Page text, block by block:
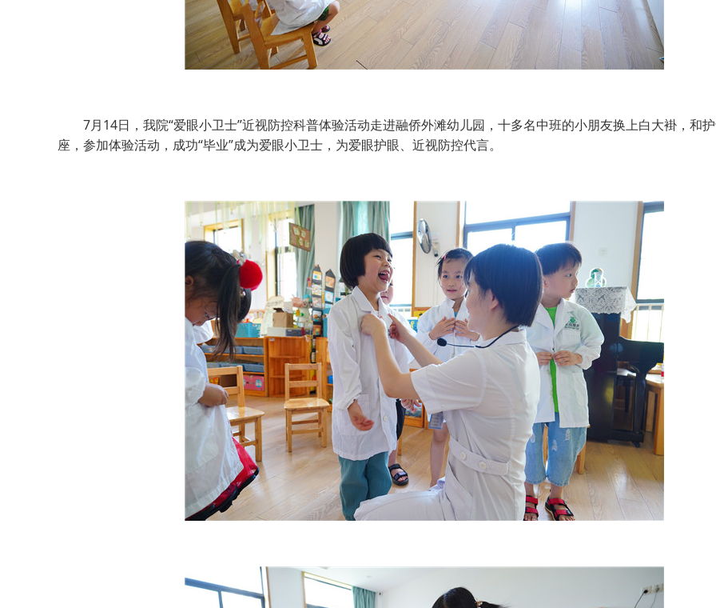
7月14日，我院“爱眼小卫士”近视防控科普体验活动走进融侨外滩幼儿园，十多名中班的小朋友换上白大褂，和
座，参加体验活动，成功“毕业”成为爱眼小卫士，为爱眼护眼、近视防控代言。